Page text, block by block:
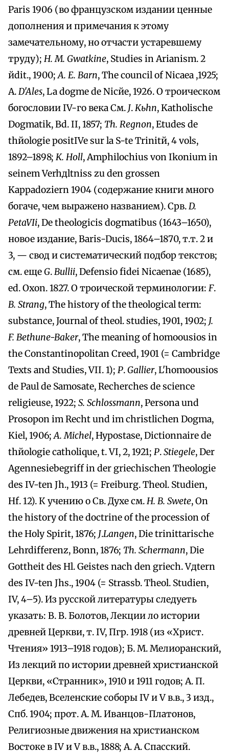
Paris 1906 (во французском издании ценные
дополнения и примечания к этому
замечательному, но отчасти устаревшему
труду); H. M. Gwatkine, Studies in Arianism. 2
йdit., 1900;A. E. Barn, The council of Nicaea ,1925;
A.D'Ales, La dogme de Nicйe, 1926. O троическом
богословии IV-го века См. J.Kьhn, Katholische
Dogmatik, Bd. II, 1857; Th. Regnon, Etudes de
thйologie positIVe sur la S-te Trinitй, 4 vols,
1892–1898; K. Holl, Amphilochius von Ikonium in
seinem Verhдltniss zu den grossen
Kappadoziern 1904 (содержание книги много
богаче, чем выражено названием). Срв.D.
PetaVIi, De theologicis dogmatibus (1643–1650),
новое издание, Baris-Ducis, 1864–1870, т.т. 2 и
3, — свод и систематический подбор текстов;
см. ещеG.Bullii, Defensio fidei Nicaenae (1685),
ed. Oxon. 1827. O троической терминологии: F.
B. Strang, The history of the theological term:
substance, Journal of theol. studies, 1901, 1902; J.
F. Bethune-Baker, The meaning of homoousios in
the Constantinopolitan Creed, 1901 (= Cambridge
Texts and Studies, VII. 1); P.Gallier, L'homoousios
de Paul de Samosate, Recherches de science
religieuse, 1922; S. Schlossmann, Persona und
Prosopon im Recht und im christlichen Dogma,
Kiel, 1906;A. Michel, Hypostase, Dictionnaire de
thйologie catholique, t. VI, 2, 1921; P.Stiegele, Der
Agennesiebegriff in der griechischen Theologie
des IV-ten Jh., 1913 (= Freiburg. Theol. Studien,
Hf. 12). К учению o Св. Духе см.H. B. Swete, On
the history of the doctrine of the procession of
the Holy Spirit, 1876; J.Langen, Die trinittarische
Lehrdifferenz, Bonn, 1876; Th. Schermann, Die
Gottheit des Hl. Geistes nach den griech. Vдtern
des IV-ten Jhs., 1904 (= Strassb. Theol. Studien,
IV, 4–5). Из русской литературы следуеть
указать: B. B. Болотов, Лекции ло истории
древней Церкви, т. IV, Пгр. 1918 (из «Христ.
Чтения» 1913–1918 годов); Б. М. Мелиоранский,
Из лекций по истории древней христианской
Церкви, «Странник», 1910 и 1911 годов; А. П.
Лебедев, Вселенские соборы IV и V в.в., 3 изд.,
Спб. 1904; прот. А. М. Иванцов-Платонов,
Религиозные движения на христианском
Востоке в IV и V в.в., 1888; А. А. Спасский.